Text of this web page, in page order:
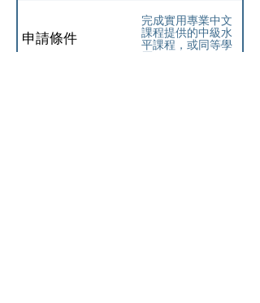
申請條件
完成實用專業中文
課程提供的中級水
平課程，或同等學
歷*